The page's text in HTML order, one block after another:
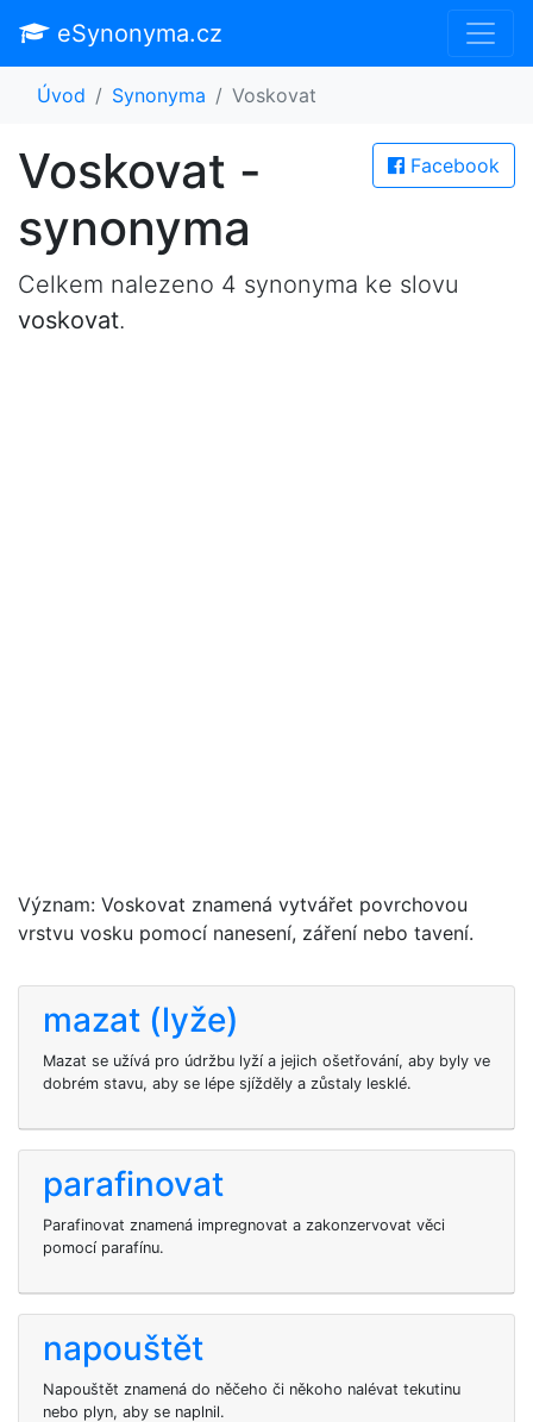
eSynonyma.cz
Úvod Synonyma Voskovat
Facebook
Voskovat -
synonyma
Celkem nalezeno 4 synonyma ke slovu
voskovat.
Význam: Voskovat znamená vytvářet povrchovou
vrstvu vosku pomocí nanesení, záření nebo tavení.
mazat (lyže)
Mazat se užívá pro údržbu lyží a jejich ošetřování, aby byly ve
dobrém stavu, aby se lépe sjížděly a zůstaly lesklé.
parafinovat
Parafinovat znamená impregnovat a zakonzervovat věci
pomocí parafínu.
napouštět
Napouštět znamená do něčeho či někoho nalévat tekutinu
nebo plyn, aby se naplnil.